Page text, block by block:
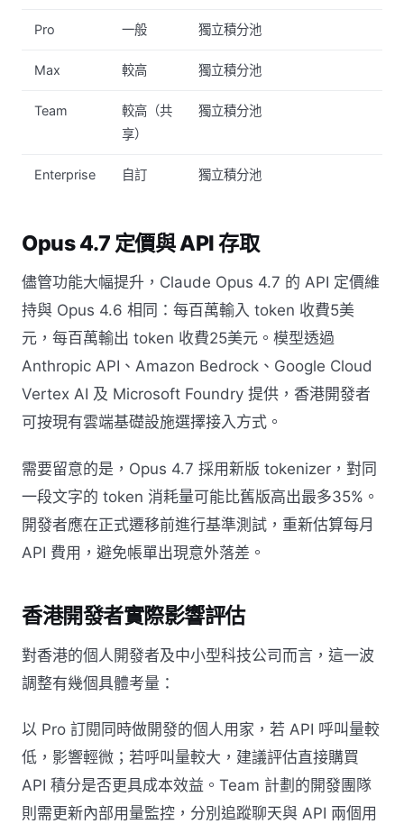
Pro 一般 獨立積分池
Max 較高 獨立積分池
Team
較高（共
享）
獨立積分池
Enterprise 自訂 獨立積分池
Opus 4.7 定價與 API 存取
儘管功能大幅提升，Claude Opus 4.7 的 API 定價維
持與 Opus 4.6 相同：每百萬輸入 token 收費5美
元，每百萬輸出 token 收費25美元。模型透過
Anthropic API、Amazon Bedrock、Google Cloud
Vertex AI 及 Microsoft Foundry 提供，香港開發者
可按現有雲端基礎設施選擇接入方式。
需要留意的是，Opus 4.7 採用新版 tokenizer，對同
一段文字的 token 消耗量可能比舊版高出最多35%。
開發者應在正式遷移前進行基準測試，重新估算每月
API 費用，避免帳單出現意外落差。
香港開發者實際影響評估
對香港的個人開發者及中小型科技公司而言，這一波
調整有幾個具體考量：
以 Pro 訂閱同時做開發的個人用家，若 API 呼叫量較
低，影響輕微；若呼叫量較大，建議評估直接購買
API 積分是否更具成本效益。Team 計劃的開發團隊
則需更新內部用量監控，分別追蹤聊天與 API 兩個用